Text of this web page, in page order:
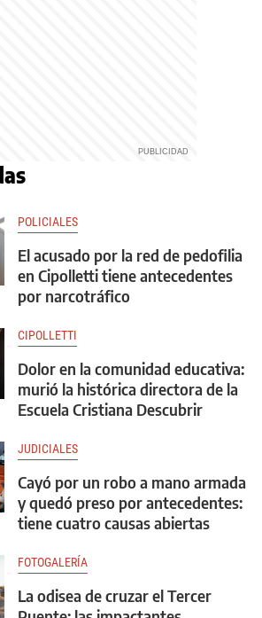
POLICIALES
El acusado por la red de pedofilia
en Cipolletti tiene antecedentes
por narcotráfico
CIPOLLETTI
Dolor en la comunidad educativa:
murió la histórica directora de la
Escuela Cristiana Descubrir
JUDICIALES
Cayó por un robo a mano armada
y quedó preso por antecedentes:
tiene cuatro causas abiertas
FOTOGALERÍA
La odisea de cruzar el Tercer